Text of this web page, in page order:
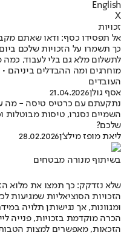
English
X
זכויות
אל תפסידו כסף: ודאו שאתם
לתשלום מלא גם בלי לעבוד, כמה
מוחרגים ומה ההבדלים ביניהם •
העובדים
אסף גולן21.04.2026
נתקעתם עם כרטיס טיסה - מה
השמיים נסגרו, טיסות מבוטלות
שלכם?
ליאת מופז מילצ'ן28.02.2026
בשיתוף מנורה מבטחים
שלא נזדקק: כך תמצו את מלוא
הזכויות הסוציאליות שמגיעות
ומגוונות, אך נגישותן תלויה
הכרה מוקדמת בזכויות, פנייה
הזכאות, מאפשרים למצות